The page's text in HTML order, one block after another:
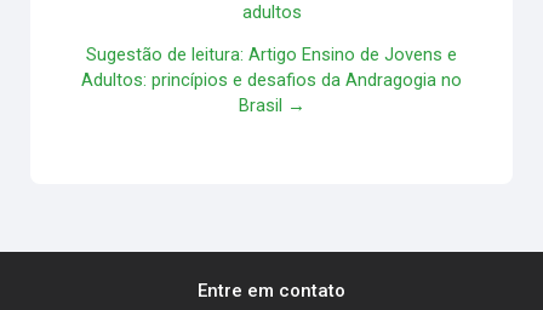
adultos
Sugestão de leitura: Artigo Ensino de Jovens e
Adultos: princípios e desafios da Andragogia no
Brasil →
Entre em contato